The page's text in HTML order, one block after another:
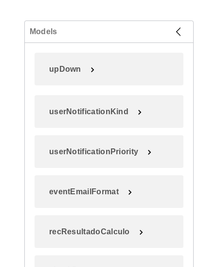
Models
upDown
userNotificationKind
userNotificationPriority
eventEmailFormat
recResultadoCalculo